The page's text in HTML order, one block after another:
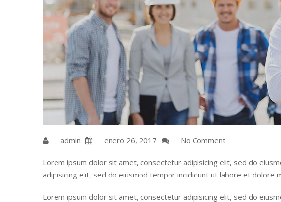
admin enero 26, 2017 No Comment
Lorem ipsum dolor sit amet, consectetur adipisicing elit, sed do
adipisicing elit, sed do eiusmod tempor incididunt ut labore et dolore
Lorem ipsum dolor sit amet, consectetur adipisicing elit, sed do